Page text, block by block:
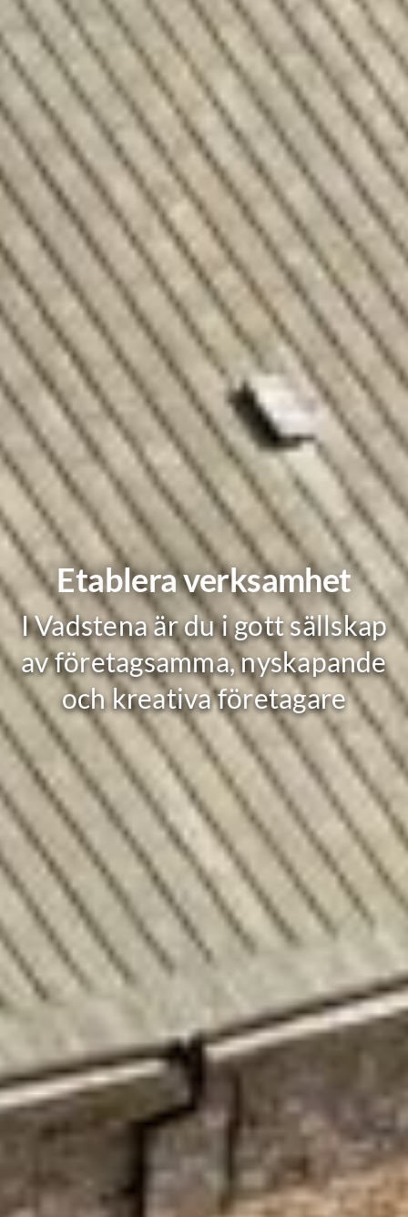
Etablera verksamhet
I Vadstena är du i gott sällskap
av företagsamma, nyskapande
och kreativa företagare